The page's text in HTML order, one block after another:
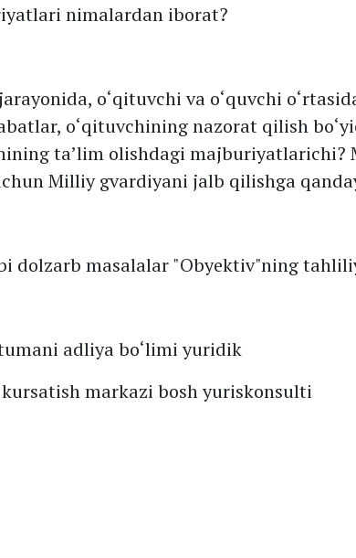
nimalardan iborat?
о‘qituvchi va о‘quvchi
о‘qituvchining nazorat qilish
ta’lim olishdagi
Milliy gvardiyani jalb qilishga
dolzarb masalalar "Obyektiv"ning
adliya bо‘limi yuridik
kursatish markazi bosh